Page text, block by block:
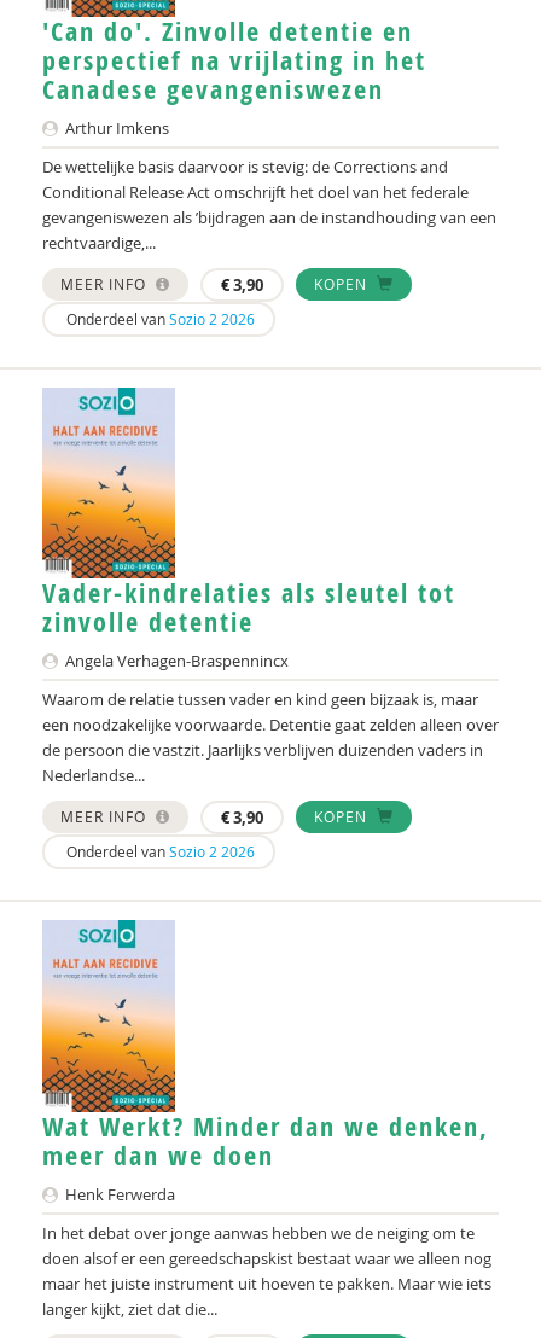
'Can do'. Zinvolle detentie en
perspectief na vrijlating in het
Canadese gevangeniswezen
Arthur Imkens
De wettelijke basis daarvoor is stevig: de Corrections and
Conditional Release Act omschrijft het doel van het federale
gevangeniswezen als ’bijdragen aan de instandhouding van een
rechtvaardige,...
MEER INFO €3,90
KOPEN
Onderdeel vanSozio 2 2026
Vader-kindrelaties als sleutel tot
zinvolle detentie
Angela Verhagen-Braspennincx
Waarom de relatie tussen vader en kind geen bijzaak is, maar
een noodzakelijke voorwaarde. Detentie gaat zelden alleen over
de persoon die vastzit. Jaarlijks verblijven duizenden vaders in
Nederlandse...
MEER INFO €3,90
KOPEN
Onderdeel vanSozio 2 2026
Wat Werkt? Minder dan we denken,
meer dan we doen
Henk Ferwerda
In het debat over jonge aanwas hebben we de neiging om te
doen alsof er een gereedschapskist bestaat waar we alleen nog
maar het juiste instrument uit hoeven te pakken. Maar wie iets
langer kijkt, ziet dat die...